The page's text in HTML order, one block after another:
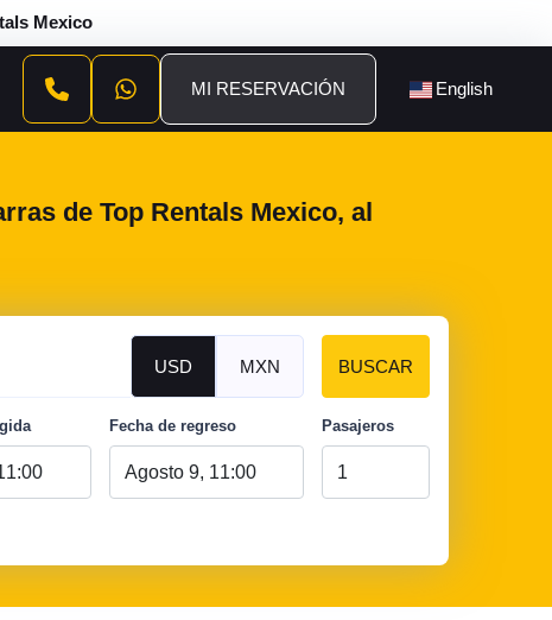
Mexico
MI RESERVACIÓN English
de Top Rentals Mexico, al
USD MXN
Fecha de regreso Pasajeros
BUSCAR